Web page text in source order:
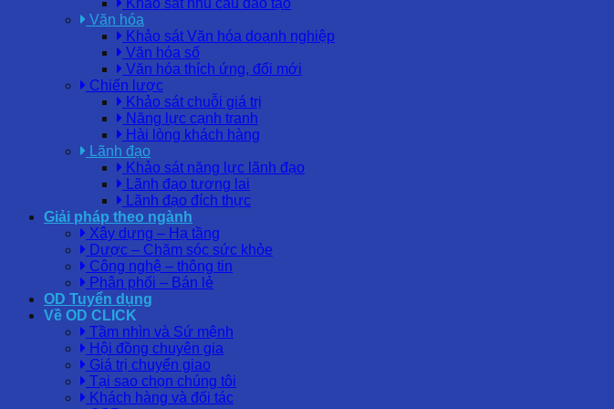
Khảo sát nhu cầu đào tạo
Văn hóa
Khảo sát Văn hóa doanh nghiệp
Văn hóa số
Văn hóa thích ứng, đổi mới
Chiến lược
Khảo sát chuỗi giá trị
Năng lực cạnh tranh
Hài lòng khách hàng
Lãnh đạo
Khảo sát năng lực lãnh đạo
Lãnh đạo tương lai
Lãnh đạo đích thực
Giải pháp theo ngành
Xây dựng – Hạ tầng
Dược – Chăm sóc sức khỏe
Công nghệ – thông tin
Phân phối – Bán lẻ
OD Tuyển dụng
Về OD CLICK
Tầm nhìn và Sứ mệnh
Hội đồng chuyên gia
Giá trị chuyển giao
Tại sao chọn chúng tôi
Khách hàng và đối tác